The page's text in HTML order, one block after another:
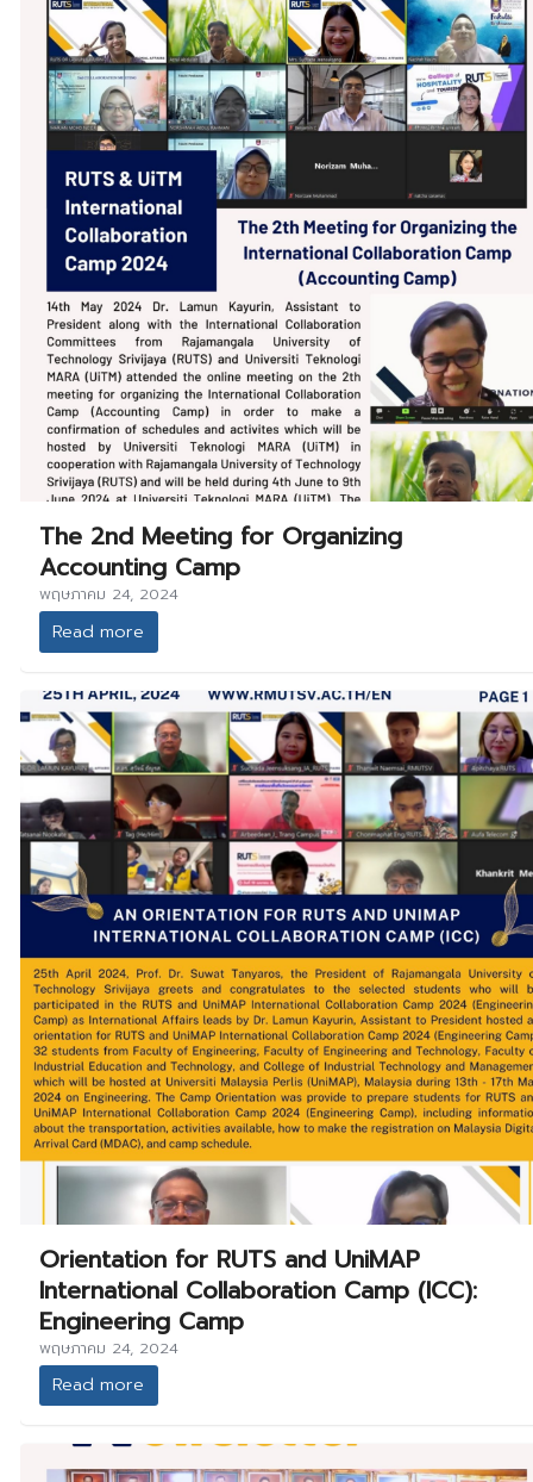
The 2nd Meeting for Organizing
Accounting Camp
พฤษภาคม 24, 2024
Read more
Orientation for RUTS and UniMAP
International Collaboration Camp (ICC):
Engineering Camp
พฤษภาคม 24, 2024
Read more